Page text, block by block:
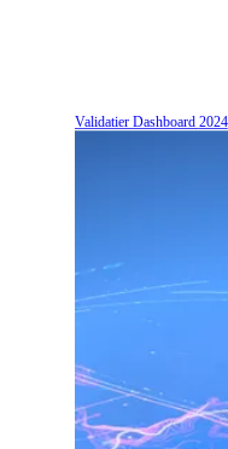
Validatier Dashboard 2024